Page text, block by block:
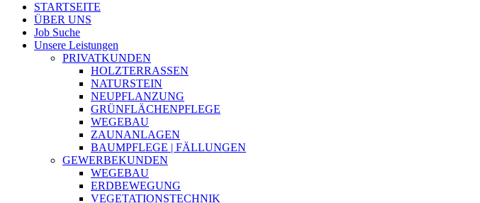
STARTSEITE
ÜBER UNS
Job Suche
Unsere Leistungen
PRIVATKUNDEN
HOLZTERRASSEN
NATURSTEIN
NEUPFLANZUNG
GRÜNFLÄCHENPFLEGE
WEGEBAU
ZAUNANLAGEN
BAUMPFLEGE | FÄLLUNGEN
GEWERBEKUNDEN
WEGEBAU
ERDBEWEGUNG
VEGETATIONSTECHNIK